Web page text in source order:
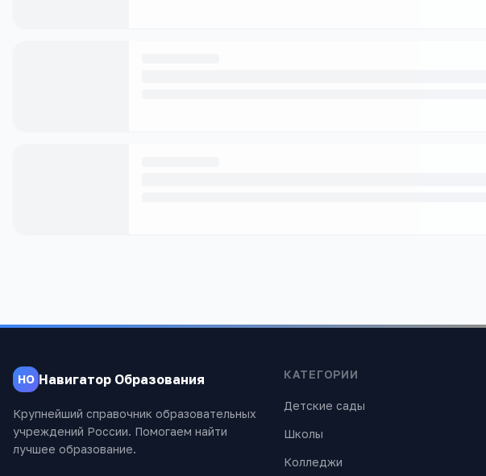
НО Навигатор Образования
Крупнейший справочник образовательных
учреждений России. Помогаем найти
лучшее образование.
КАТЕГОРИИ
Детские сады
Школы
Колледжи